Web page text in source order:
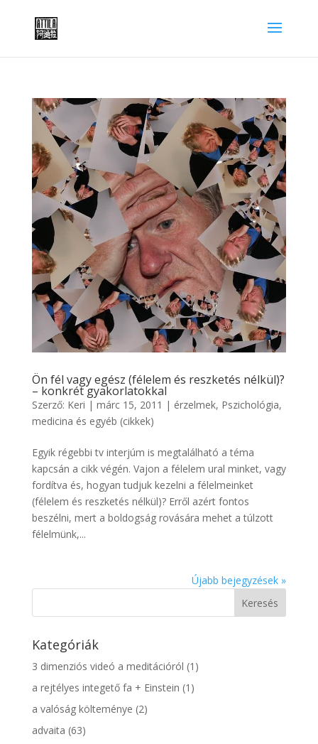
Ön fél vagy egész (félelem és reszketés nélkül)?
– konkrét gyakorlatokkal
Szerző: Keri | márc 15, 2011 | érzelmek, Pszichológia,
medicina és egyéb (cikkek)
Egyik régebbi tv interjúm is megtalálható a téma
kapcsán a cikk végén. Vajon a félelem ural minket, vagy
fordítva és, hogyan tudjuk kezelni a félelmeinket
(félelem és reszketés nélkül)? Erről azért fontos
beszélni, mert a boldogság rovására mehet a túlzott
félelmünk,...
Újabb bejegyzések »
Kategóriák
3 dimenziós videó a meditációról (1)
a rejtélyes integető fa + Einstein (1)
a valóság költeménye (2)
advaita (63)